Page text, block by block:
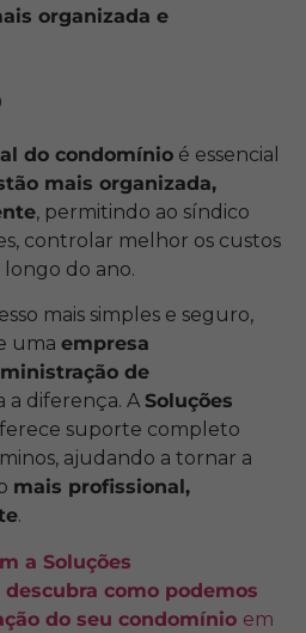
organizada e
do condomínio é essencial
mais organizada,
, permitindo ao síndico
controlar melhor os custos
do ano.
mais simples e seguro,
uma empresa
de
a diferença. A Soluções
suporte completo
ajudando a tornar a
mais profissional,
.
a Soluções
como podemos
do seu condomínio em